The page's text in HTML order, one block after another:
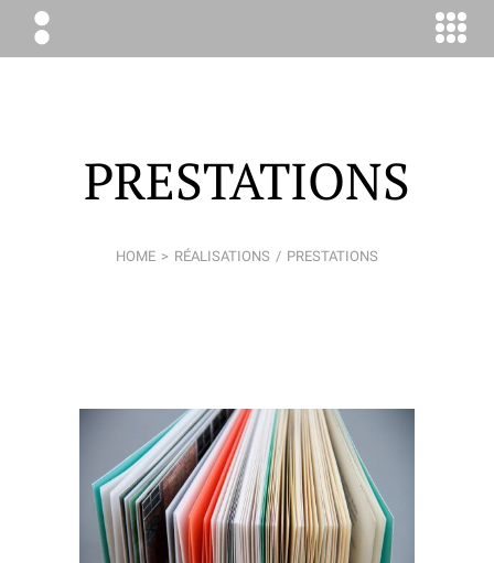
ÉLODIE
BOYER
PRESTATIONS
HOME RÉALISATIONS PRESTATIONS